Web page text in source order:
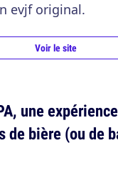
evjf original.
Voir le site
une
de bière (ou de